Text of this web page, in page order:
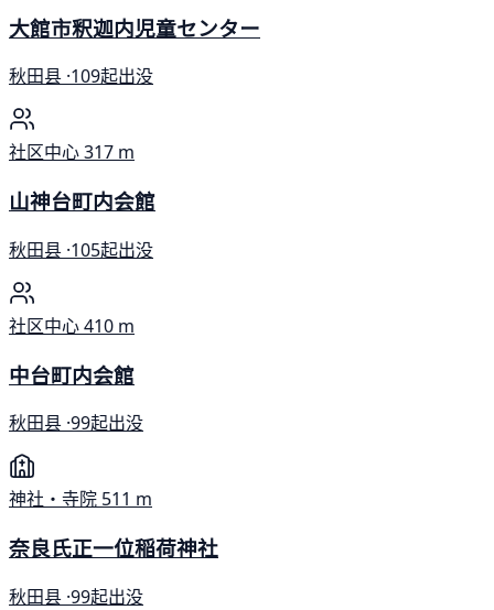
大館市釈迦内児童センター
秋田县 ·109起出没
社区中心317 m
山神台町内会館
秋田县 ·105起出没
社区中心410 m
中台町内会館
秋田县 ·99起出没
神社・寺院 511 m
奈良氏正一位稲荷神社
秋田县 ·99起出没